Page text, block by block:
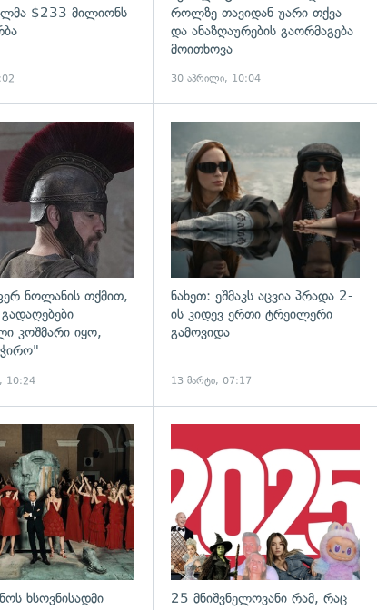
$233 მილიონს
როლზე თავიდან უარი თქვა
და ანაზღაურების გაორმაგება
მოითხოვა
30 აპრილი, 10:04
გადახედვა
ნოლანის თქმით,
კოშმარი იყო,
10:24
ნახეთ: ეშმაკს აცვია პრადა 2-
ის კიდევ ერთი ტრეილერი
გამოვიდა
13 მარტი, 07:17
ხსოვნისადმი
25 მნიშვნელოვანი რამ, რაც